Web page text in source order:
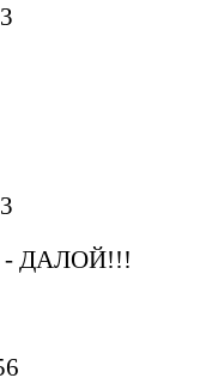
- ДАЛОЙ!!!